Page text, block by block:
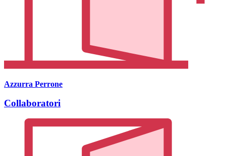
Azzurra Perrone
Collaboratori